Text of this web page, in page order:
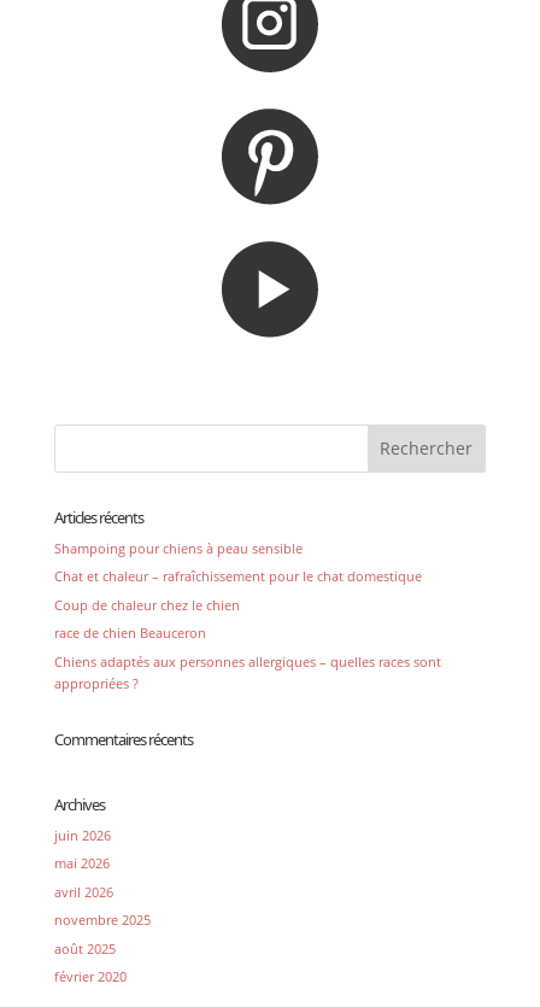
Articles récents
Shampoing pour chiens à peau sensible
Chat et chaleur – rafraîchissement pour le chat domestique
Coup de chaleur chez le chien
race de chien Beauceron
Chiens adaptés aux personnes allergiques – quelles races sont
appropriées ?
Commentaires récents
Archives
juin 2026
mai 2026
avril 2026
novembre 2025
août 2025
février 2020